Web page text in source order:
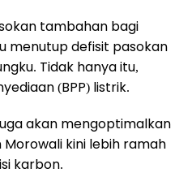
tambahan bagi
menutup defisit pasokan
Tidak hanya itu,
(BPP) listrik.
akan mengoptimalkan
Morowali kini lebih ramah
karbon.